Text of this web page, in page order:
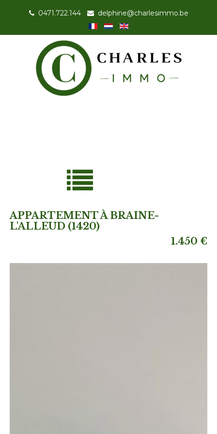
0471.722.144- delphine@charlesimmo.be
APPARTEMENT À BRAINE-
L'ALLEUD (1420)
1.450 €